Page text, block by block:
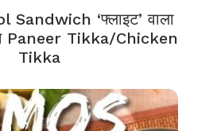
‘फ्लाइट’ वाला
Paneer Tikka/Chicken
Tikka